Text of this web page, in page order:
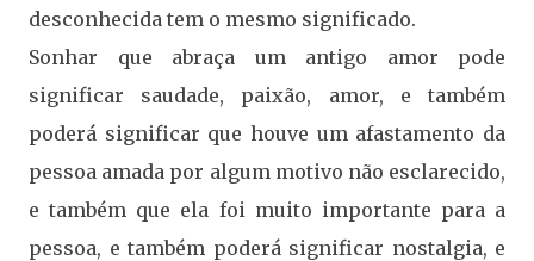
desconhecida tem o mesmo significado.
Sonhar que abraça um antigo amor pode
significar saudade, paixão, amor, e também
poderá significar que houve um afastamento da
pessoa amada por algum motivo não esclarecido,
e também que ela foi muito importante para a
pessoa, e também poderá significar nostalgia, e